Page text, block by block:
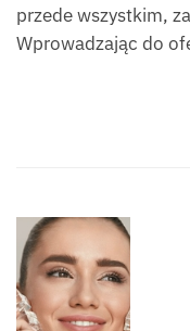
przede wszystkim,
Wprowadzając do
Źródło:
Fotoliapuhhha